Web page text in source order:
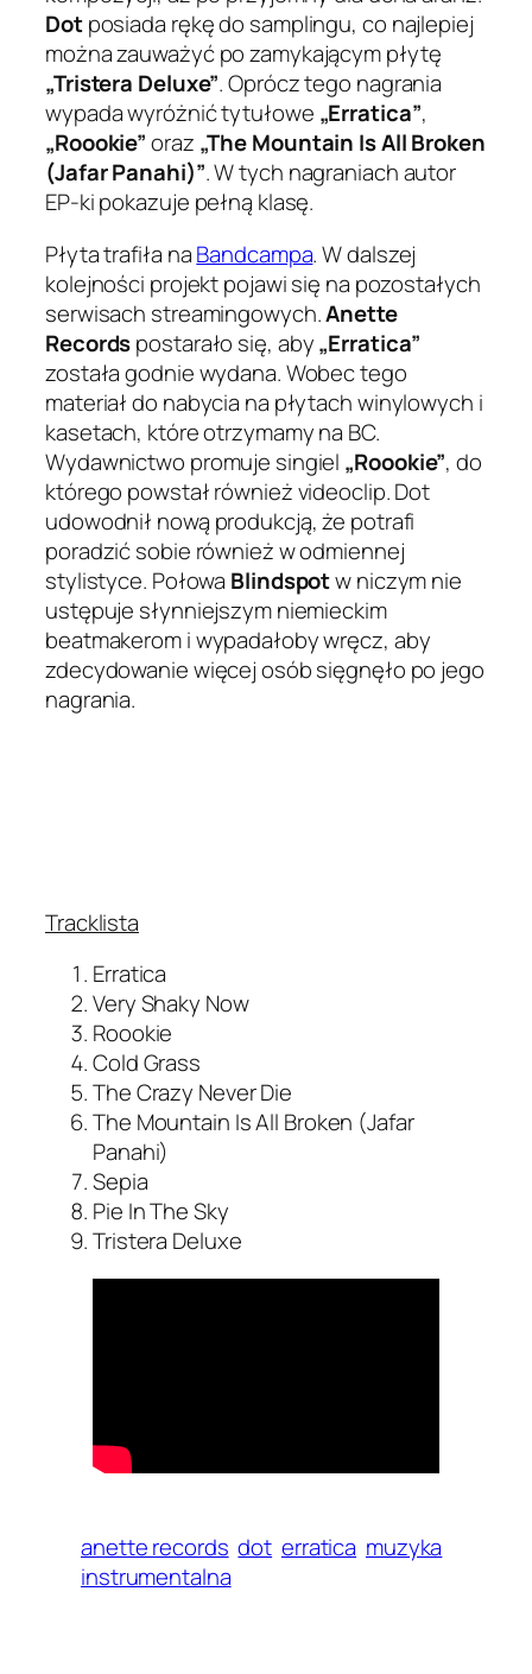
Dotposiada rękę do samplingu, co najlepiej
można zauważyć po zamykającym płytę
„Tristera Deluxe”. Oprócz tego nagrania
wypada wyróżnić tytułowe „Erratica”,
„Roookie”oraz „The Mountain Is All Broken
(Jafar Panahi)”. W tych nagraniach autor
EP-ki pokazuje pełną klasę.
Płyta trafiła naBandcampa. W dalszej
kolejności projekt pojawi się na pozostałych
serwisach streamingowych.Anette
Recordspostarało się, aby„Erratica”
została godnie wydana. Wobec tego
materiał do nabycia na płytach winylowych i
kasetach, które otrzymamy na BC.
Wydawnictwo promuje singiel „Roookie”, do
którego powstał również videoclip. Dot
udowodnił nową produkcją, że potrafi
poradzić sobie również w odmiennej
stylistyce. Połowa Blindspotw niczym nie
ustępuje słynniejszym niemieckim
beatmakerom i wypadałoby wręcz, aby
zdecydowanie więcej osób sięgnęło po jego
nagrania.
Tracklista
Erratica
Very Shaky Now
Roookie
Cold Grass
The Crazy Never Die
The Mountain Is All Broken (Jafar
Panahi)
Sepia
Pie In The Sky
Tristera Deluxe
anette records dot erratica muzyka
instrumentalna